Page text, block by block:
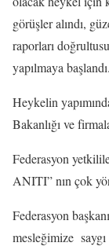
görüşler alındı,
raporları
yapılmaya başlandı.
Heykelin
Bakanlığı ve
Federasyon
ANITI” nın çok
Federasyon
mesleğimize saygı